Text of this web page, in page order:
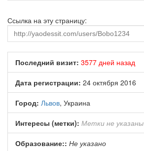
Ссылка на эту страницу:
Последний визит: 3577 дней назад
Дата регистрации: 24 октября 2016
Город: Львов, Украина
Интересы (метки): Метки не указаны
Образование:: Не указано